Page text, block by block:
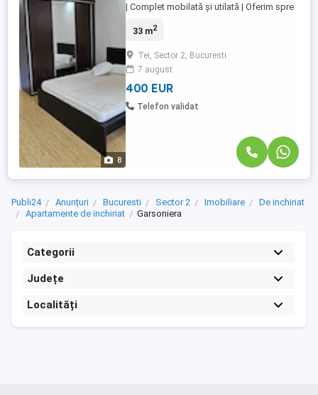
8
| Complet mobilată și utilată | Oferim spre
situată în zona Lacul Tei, Sector 2, într-un
verzi, ideal pentru o persoană sau un
cuplu. Locuința este complet mobilată ...
33 m2
Tei, Sector 2, Bucuresti
7 august
400 EUR
Telefon validat
Publi24 Anunțuri Bucuresti Sector 2 Imobiliare
De inchiriat
Apartamente de inchiriat
Garsoniera
Categorii
Județe
Localități